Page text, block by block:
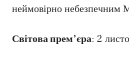
неймовірно
Світова прем’єра: 2